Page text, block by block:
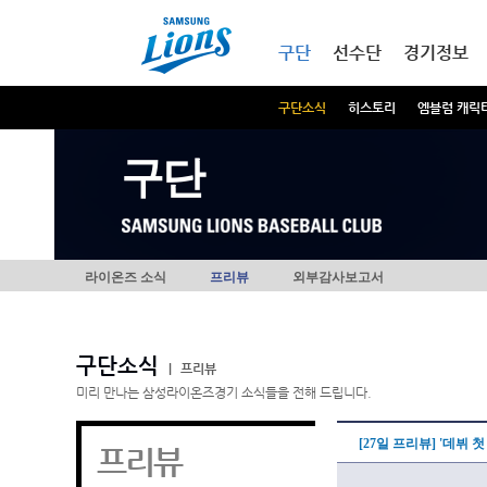
구단
구단소식 히스토리 엠블럼 캐릭
선수단 경기정보
구단
라이온즈 소식 프리뷰 외부감사보고서
구단소식
프리뷰
미리 만나는 삼성라이온즈경기 소식들을 전해 드립니다.
프리뷰 [27일 프리뷰] '데뷔